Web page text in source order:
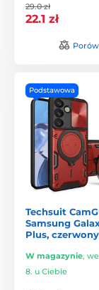
29.0 zł
22.1 zł
Podstawowa
Techsuit
Samsung
Plus, czerwony
W magazynie,
8. u Ciebie